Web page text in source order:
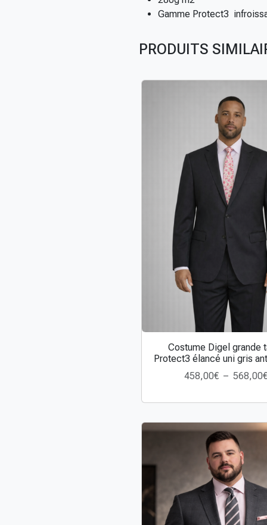
Gamme Protect3
PRODUITS
Costume Digel grande
Protect3 élancé uni gris
458,00€ – 568,00€